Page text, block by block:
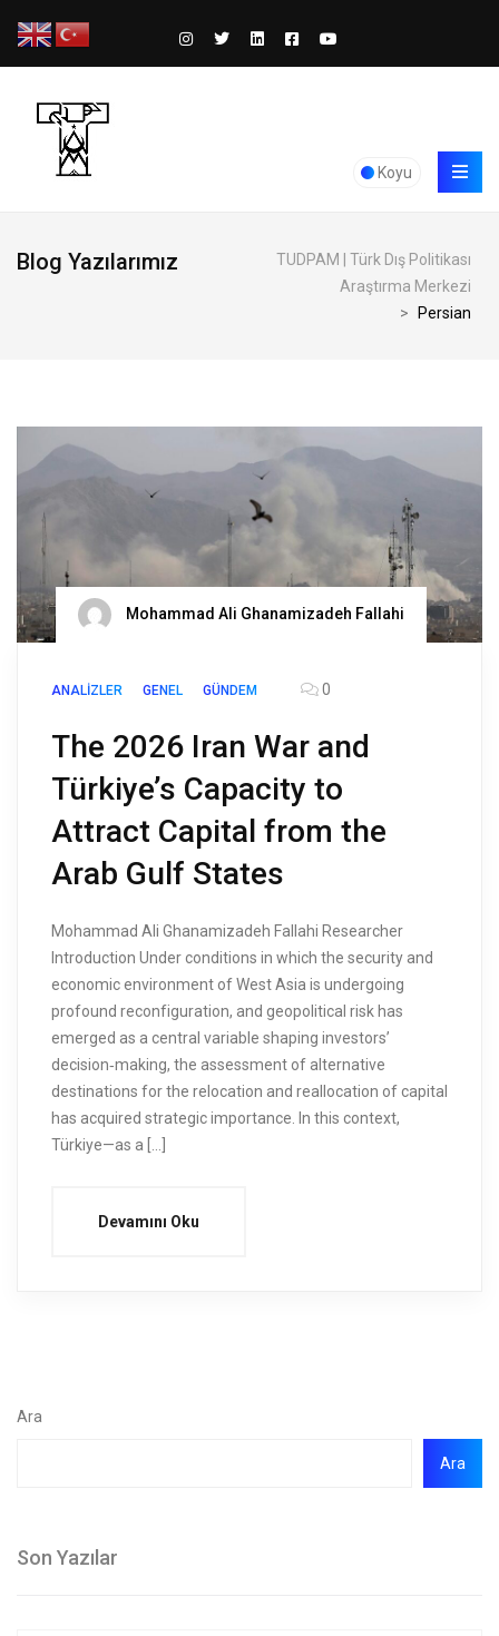
Koyu
Blog Yazılarımız
TUDPAM | Türk Dış Politikası
Araştırma Merkezi
>
Persian
Mohammad Ali Ghanamizadeh Fallahi
ANALIZLER GENEL GÜNDEM 0
The 2026 Iran War and
Türkiye’s Capacity to
Attract Capital from the
Arab Gulf States
Mohammad Ali Ghanamizadeh Fallahi Researcher
Introduction Under conditions in which the security and
economic environment of West Asia is undergoing
profound reconfiguration, and geopolitical risk has
emerged as a central variable shaping investors’
decision‑making, the assessment of alternative
destinations for the relocation and reallocation of capital
has acquired strategic importance. In this context,
Türkiye—as a […]
Devamını Oku
Ara
Ara
Son Yazılar